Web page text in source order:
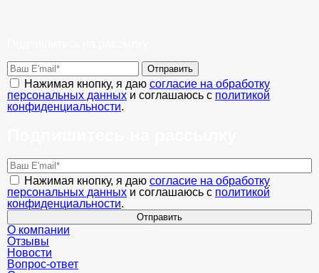
Отправить
Нажимая кнопку, я даю согласие на обработку
персональных данных и соглашаюсь с политикой
конфиденциальности.
Нажимая кнопку, я даю согласие на обработку
персональных данных и соглашаюсь с политикой
конфиденциальности.
Отправить
О компании
Отзывы
Новости
Вопрос-ответ